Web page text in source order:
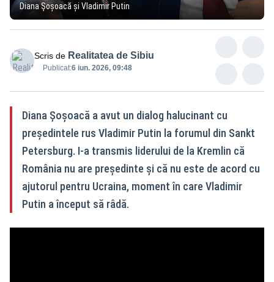
Diana Șoșoacă și Vladimir Putin
Scris de Realitatea de Sibiu
Publicat:6 iun. 2026, 09:48
Diana Șoșoacă a avut un dialog halucinant cu
președintele rus Vladimir Putin la forumul din Sankt
Petersburg. I-a transmis liderului de la Kremlin că
România nu are președinte și că nu este de acord cu
ajutorul pentru Ucraina, moment în care Vladimir
Putin a început să râdă.